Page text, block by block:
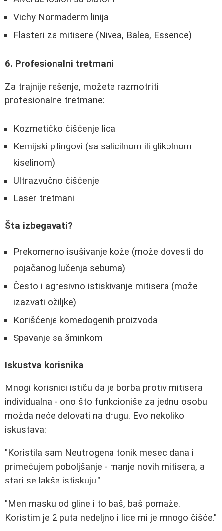
Vichy Normaderm linija
Flasteri za mitisere (Nivea, Balea, Essence)
6. Profesionalni tretmani
Za trajnije rešenje, možete razmotriti
profesionalne tretmane:
Kozmetičko čišćenje lica
Kemijski pilingovi (sa salicilnom ili glikolnom
kiselinom)
Ultrazvučno čišćenje
Laser tretmani
Šta izbegavati?
Prekomerno isušivanje kože (može dovesti do
pojačanog lučenja sebuma)
Često i agresivno istiskivanje mitisera (može
izazvati ožiljke)
Korišćenje komedogenih proizvoda
Spavanje sa šminkom
Iskustva korisnika
Mnogi korisnici ističu da je borba protiv mitisera
individualna - ono što funkcioniše za jednu osobu
možda neće delovati na drugu. Evo nekoliko
iskustava:
"Koristila sam Neutrogena tonik mesec dana i
primećujem poboljšanje - manje novih mitisera, a
stari se lakše istiskuju."
"Men masku od gline i to baš, baš pomaže.
Koristim je 2 puta nedeljno i lice mi je mnogo čišće."